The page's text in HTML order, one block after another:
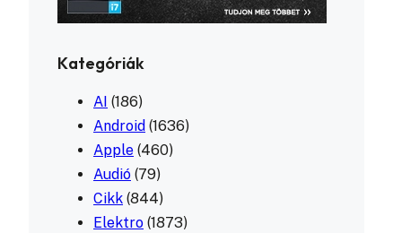
Kategóriák
AI (186)
Android (1636)
Apple (460)
Audió (79)
Cikk (844)
Elektro (1873)